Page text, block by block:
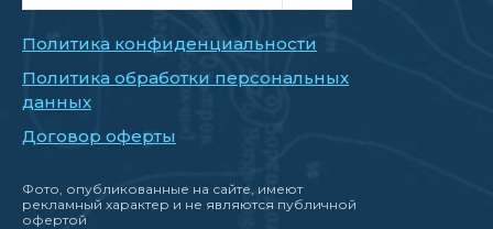
Политика конфиденциальности
Политика обработки персональных
данных
Договор оферты
Фото, опубликованные на сайте, имеют
рекламный характер и не являются публичной
офертой